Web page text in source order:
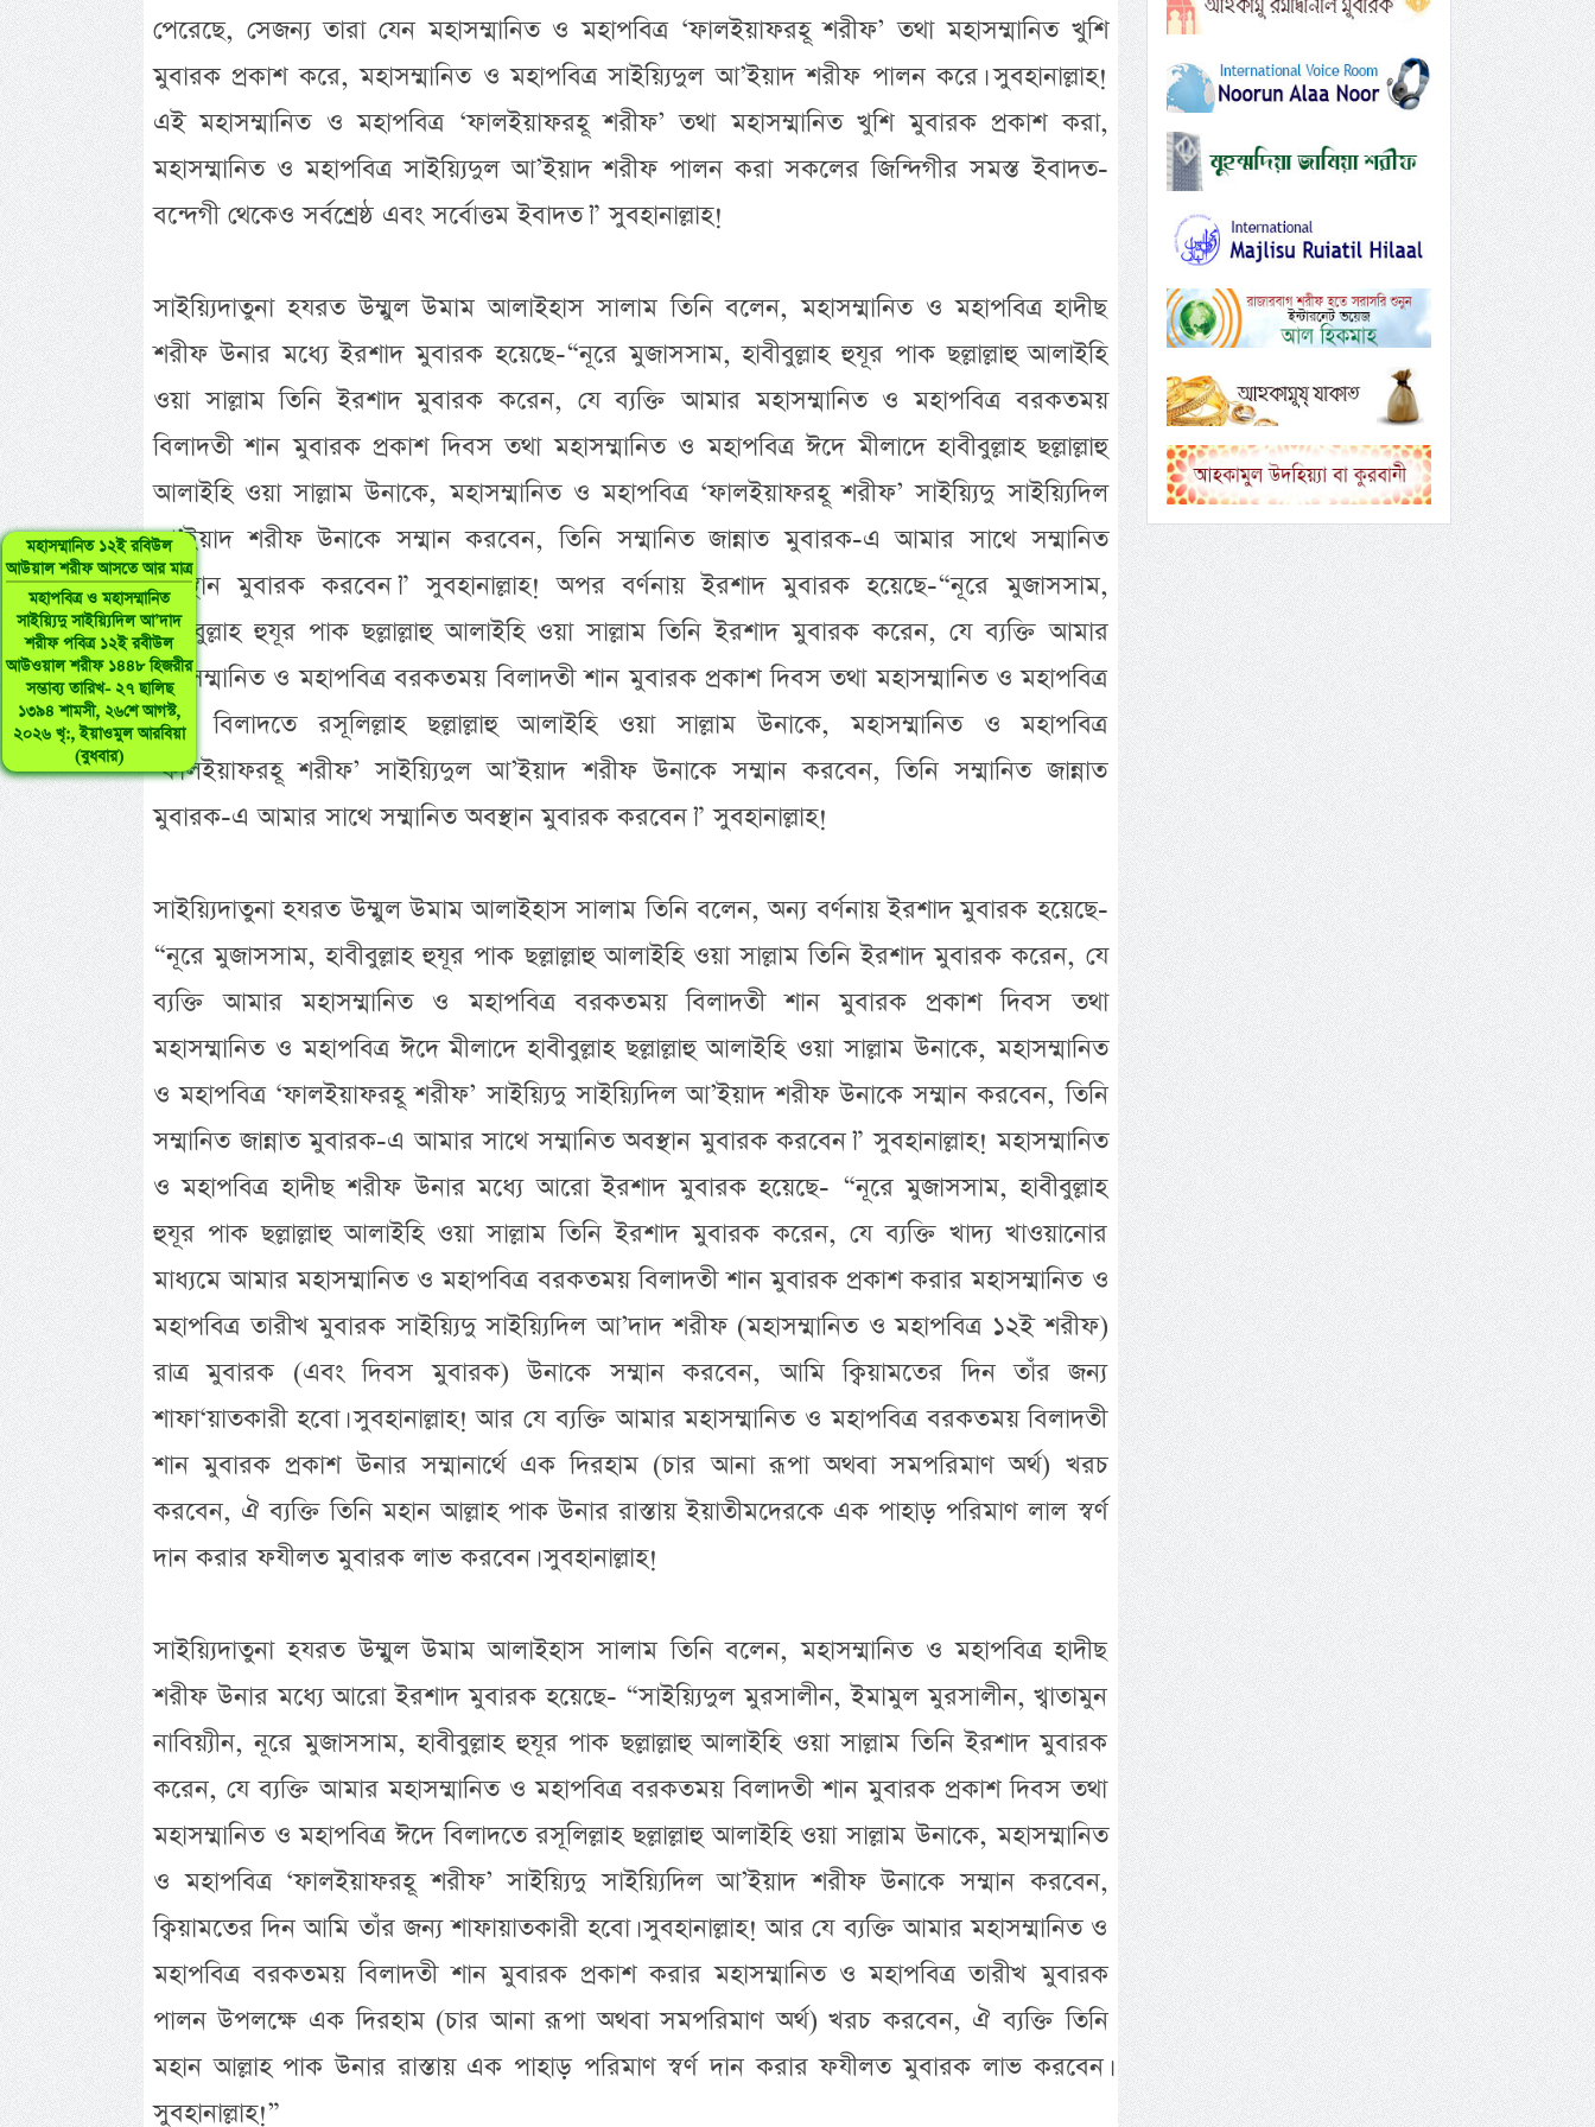
মহাসম্মানিত ১২ই রবিউল
আউয়াল শরীফ আসতে আর মাত্র
মহাপবিত্র ও মহাসম্মানিত
সাইয়্যিদু সাইয়্যিদিল আ’দাদ
শরীফ পবিত্র ১২ই রবীউল
আউওয়াল শরীফ ১৪৪৮ হিজরীর
সম্ভাব্য তারিখ- ২৭ ছালিছ
১৩৯৪ শামসী, ২৬শে আগস্ট,
২০২৬ খৃ:, ইয়াওমুল আরবিয়া
(বুধবার)
পেরেছে, সেজন্য তারা যেন মহাসম্মানিত ও মহাপবিত্র ‘ফালইয়াফরহূ শরীফ’ তথা মহাসম্মানিত খুশি
মুবারক প্রকাশ করে, মহাসম্মানিত ও মহাপবিত্র সাইয়্যিদুল আ’ইয়াদ শরীফ পালন করে। সুবহানাল্লাহ!
এই মহাসম্মানিত ও মহাপবিত্র ‘ফালইয়াফরহূ শরীফ’ তথা মহাসম্মানিত খুশি মুবারক প্রকাশ করা,
মহাসম্মানিত ও মহাপবিত্র সাইয়্যিদুল আ’ইয়াদ শরীফ পালন করা সকলের জিন্দিগীর সমস্ত ইবাদত-
বন্দেগী থেকেও সর্বশ্রেষ্ঠ এবং সর্বোত্তম ইবাদত।” সুবহানাল্লাহ!
সাইয়্যিদাতুনা হযরত উম্মুল উমাম আলাইহাস সালাম তিনি বলেন, মহাসম্মানিত ও মহাপবিত্র হাদীছ
শরীফ উনার মধ্যে ইরশাদ মুবারক হয়েছে-“নূরে মুজাসসাম, হাবীবুল্লাহ হুযূর পাক ছল্লাল্লাহু আলাইহি
ওয়া সাল্লাম তিনি ইরশাদ মুবারক করেন, যে ব্যক্তি আমার মহাসম্মানিত ও মহাপবিত্র বরকতময়
বিলাদতী শান মুবারক প্রকাশ দিবস তথা মহাসম্মানিত ও মহাপবিত্র ঈদে মীলাদে হাবীবুল্লাহ ছল্লাল্লাহু
আলাইহি ওয়া সাল্লাম উনাকে, মহাসম্মানিত ও মহাপবিত্র ‘ফালইয়াফরহূ শরীফ’ সাইয়্যিদু সাইয়্যিদিল
আ’ইয়াদ শরীফ উনাকে সম্মান করবেন, তিনি সম্মানিত জান্নাত মুবারক-এ আমার সাথে সম্মানিত
অবস্থান মুবারক করবেন।” সুবহানাল্লাহ! অপর বর্ণনায় ইরশাদ মুবারক হয়েছে-“নূরে মুজাসসাম,
হাবীবুল্লাহ হুযূর পাক ছল্লাল্লাহু আলাইহি ওয়া সাল্লাম তিনি ইরশাদ মুবারক করেন, যে ব্যক্তি আমার
মহাসম্মানিত ও মহাপবিত্র বরকতময় বিলাদতী শান মুবারক প্রকাশ দিবস তথা মহাসম্মানিত ও মহাপবিত্র
ঈদে বিলাদতে রসূলিল্লাহ ছল্লাল্লাহু আলাইহি ওয়া সাল্লাম উনাকে, মহাসম্মানিত ও মহাপবিত্র
‘ফালইয়াফরহূ শরীফ’ সাইয়্যিদুল আ’ইয়াদ শরীফ উনাকে সম্মান করবেন, তিনি সম্মানিত জান্নাত
মুবারক-এ আমার সাথে সম্মানিত অবস্থান মুবারক করবেন।” সুবহানাল্লাহ!
সাইয়্যিদাতুনা হযরত উম্মুল উমাম আলাইহাস সালাম তিনি বলেন, অন্য বর্ণনায় ইরশাদ মুবারক হয়েছে-
“নূরে মুজাসসাম, হাবীবুল্লাহ হুযূর পাক ছল্লাল্লাহু আলাইহি ওয়া সাল্লাম তিনি ইরশাদ মুবারক করেন, যে
ব্যক্তি আমার মহাসম্মানিত ও মহাপবিত্র বরকতময় বিলাদতী শান মুবারক প্রকাশ দিবস তথা
মহাসম্মানিত ও মহাপবিত্র ঈদে মীলাদে হাবীবুল্লাহ ছল্লাল্লাহু আলাইহি ওয়া সাল্লাম উনাকে, মহাসম্মানিত
ও মহাপবিত্র ‘ফালইয়াফরহূ শরীফ’ সাইয়্যিদু সাইয়্যিদিল আ’ইয়াদ শরীফ উনাকে সম্মান করবেন, তিনি
সম্মানিত জান্নাত মুবারক-এ আমার সাথে সম্মানিত অবস্থান মুবারক করবেন।” সুবহানাল্লাহ! মহাসম্মানিত
ও মহাপবিত্র হাদীছ শরীফ উনার মধ্যে আরো ইরশাদ মুবারক হয়েছে- “নূরে মুজাসসাম, হাবীবুল্লাহ
হুযূর পাক ছল্লাল্লাহু আলাইহি ওয়া সাল্লাম তিনি ইরশাদ মুবারক করেন, যে ব্যক্তি খাদ্য খাওয়ানোর
মাধ্যমে আমার মহাসম্মানিত ও মহাপবিত্র বরকতময় বিলাদতী শান মুবারক প্রকাশ করার মহাসম্মানিত ও
মহাপবিত্র তারীখ মুবারক সাইয়্যিদু সাইয়্যিদিল আ’দাদ শরীফ (মহাসম্মানিত ও মহাপবিত্র ১২ই শরীফ)
রাত্র মুবারক (এবং দিবস মুবারক) উনাকে সম্মান করবেন, আমি ক্বিয়ামতের দিন তাঁর জন্য
শাফা‘য়াতকারী হবো। সুবহানাল্লাহ! আর যে ব্যক্তি আমার মহাসম্মানিত ও মহাপবিত্র বরকতময় বিলাদতী
শান মুবারক প্রকাশ উনার সম্মানার্থে এক দিরহাম (চার আনা রূপা অথবা সমপরিমাণ অর্থ) খরচ
করবেন, ঐ ব্যক্তি তিনি মহান আল্লাহ পাক উনার রাস্তায় ইয়াতীমদেরকে এক পাহাড় পরিমাণ লাল স্বর্ণ
দান করার ফযীলত মুবারক লাভ করবেন। সুবহানাল্লাহ!
সাইয়্যিদাতুনা হযরত উম্মুল উমাম আলাইহাস সালাম তিনি বলেন, মহাসম্মানিত ও মহাপবিত্র হাদীছ
শরীফ উনার মধ্যে আরো ইরশাদ মুবারক হয়েছে- “সাইয়্যিদুল মুরসালীন, ইমামুল মুরসালীন, খ্বাতামুন
নাবিয়্যীন, নূরে মুজাসসাম, হাবীবুল্লাহ হুযূর পাক ছল্লাল্লাহু আলাইহি ওয়া সাল্লাম তিনি ইরশাদ মুবারক
করেন, যে ব্যক্তি আমার মহাসম্মানিত ও মহাপবিত্র বরকতময় বিলাদতী শান মুবারক প্রকাশ দিবস তথা
মহাসম্মানিত ও মহাপবিত্র ঈদে বিলাদতে রসূলিল্লাহ ছল্লাল্লাহু আলাইহি ওয়া সাল্লাম উনাকে, মহাসম্মানিত
ও মহাপবিত্র ‘ফালইয়াফরহূ শরীফ’ সাইয়্যিদু সাইয়্যিদিল আ’ইয়াদ শরীফ উনাকে সম্মান করবেন,
ক্বিয়ামতের দিন আমি তাঁর জন্য শাফায়াতকারী হবো। সুবহানাল্লাহ! আর যে ব্যক্তি আমার মহাসম্মানিত ও
মহাপবিত্র বরকতময় বিলাদতী শান মুবারক প্রকাশ করার মহাসম্মানিত ও মহাপবিত্র তারীখ মুবারক
পালন উপলক্ষে এক দিরহাম (চার আনা রূপা অথবা সমপরিমাণ অর্থ) খরচ করবেন, ঐ ব্যক্তি তিনি
মহান আল্লাহ পাক উনার রাস্তায় এক পাহাড় পরিমাণ স্বর্ণ দান করার ফযীলত মুবারক লাভ করবেন।
সুবহানাল্লাহ!”